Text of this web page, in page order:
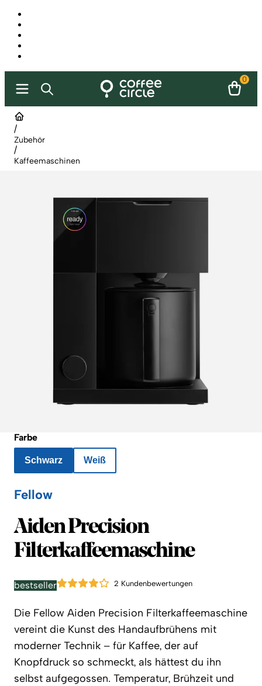
0
/
Zubehör
/
Kaffeemaschinen
Farbe
Schwarz Weiß
Fellow
Fellow
Aiden Precision
Filterkaffeemaschine
bestseller 2 Kundenbewertungen
Die Fellow Aiden Precision Filterkaffeemaschine
vereint die Kunst des Handaufbrühens mit
moderner Technik – für Kaffee, der auf
Knopfdruck so schmeckt, als hättest du ihn
selbst aufgegossen. Temperatur, Brühzeit und